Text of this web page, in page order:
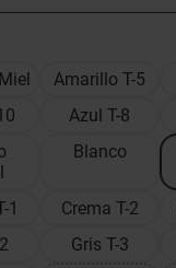
Amarillo T-5
Azul T-8
Blanco
1 Crema T-2
Gris T-3